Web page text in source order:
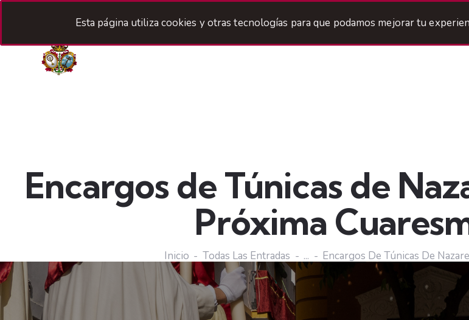
Encargos de Túnicas de
Próxima
Inicio Todas Las Entradas ... Encargos De Túnicas De
Esta página utiliza cookies y otras tecnologías para que podamos mejorar tu